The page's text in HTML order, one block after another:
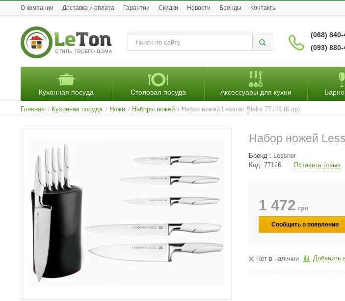
O компании Доставка и оплата Гарантии Скидки Новости Бренды Контакты
(068) 840-
(093) 880-
Кухонная посуда Столовая посуда Аксессуары для кухни
Главная / Кухонная посуда / Ножи / Наборы ножей / Набор ножей Lessner Bleks 77126 (6 пр)
Набор ножей
Бренд : Lessner
Код: 77126 Оставить отзыв
1 472 грн
Сообщить о появлении
Нет в наличии Добавить